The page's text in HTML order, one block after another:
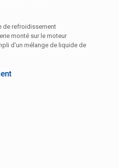
de refroidissement
monté sur le moteur
d'un mélange de liquide de